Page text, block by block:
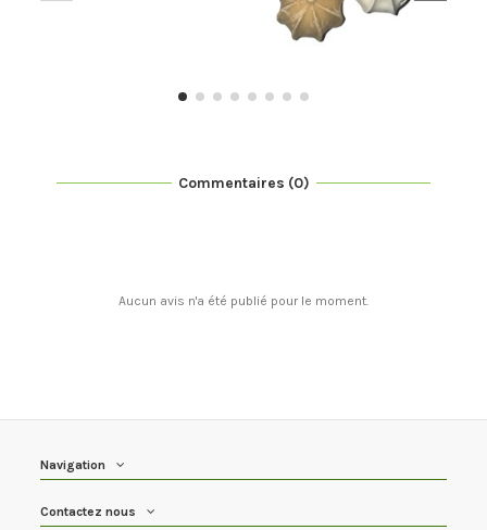
Commentaires (0)
Aucun avis n'a été publié pour le moment.
Navigation
Contactez nous